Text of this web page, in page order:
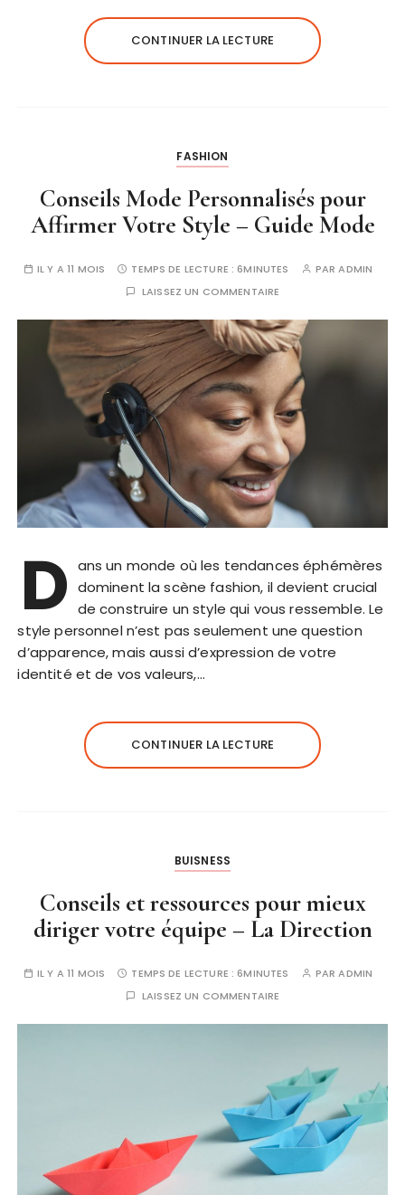
CONTINUER LA LECTURE
FASHION
Conseils Mode Personnalisés pour
Affirmer Votre Style – Guide Mode
IL Y A 11 MOIS TEMPS DE LECTURE :6MINUTES PARADMIN
LAISSEZ UN COMMENTAIRE
D ans un monde où les tendances éphémères
dominent la scène fashion, il devient crucial
de construire un style qui vous ressemble. Le
style personnel n’est pas seulement une question
d’apparence, mais aussi d’expression de votre
identité et de vos valeurs,…
CONTINUER LA LECTURE
BUISNESS
Conseils et ressources pour mieux
diriger votre équipe – La Direction
IL Y A 11 MOIS TEMPS DE LECTURE :6MINUTES PARADMIN
LAISSEZ UN COMMENTAIRE